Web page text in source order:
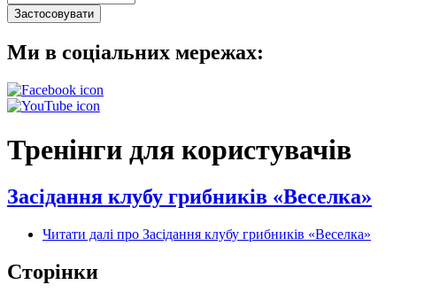
Ми в соціальних мережах:
Тренінги для користувачів
Засідання клубу грибників «Веселка»
Читати далі про Засідання клубу грибників «Веселка»
Сторінки